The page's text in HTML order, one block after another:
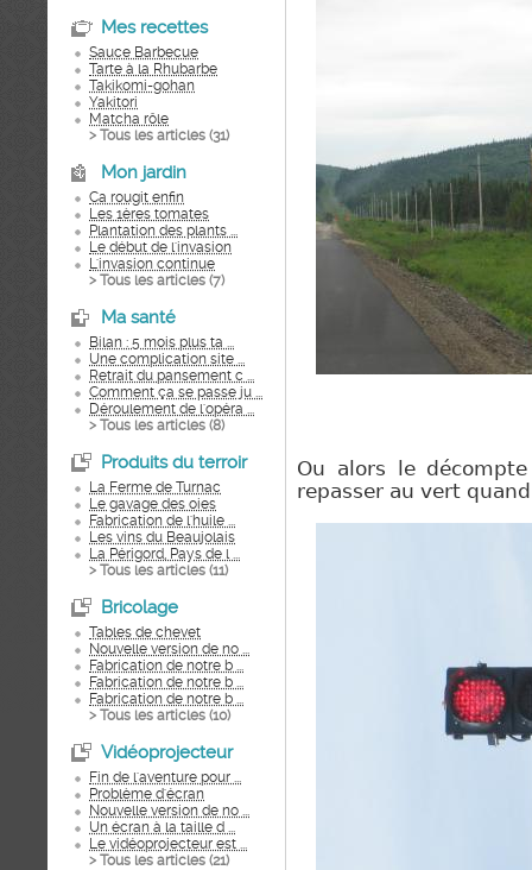
Mes recettes
Sauce Barbecue
Tarte à la Rhubarbe
Takikomi-gohan
Yakitori
Matcha rôle
> Tous les articles (31)
Mon jardin
Ca rougit enfin
Les 1ères tomates
Plantation des plants ...
Le début de l'invasion
L'invasion continue
> Tous les articles (7)
Ma santé
Bilan : 5 mois plus ta ...
Une complication site ...
Retrait du pansement c ...
Comment ça se passe ju ...
Déroulement de l'opéra ...
> Tous les articles (8)
Produits du terroir
La Ferme de Turnac
Le gavage des oies
Fabrication de l'huile ...
Les vins du Beaujolais
La Périgord, Pays de l ...
> Tous les articles (11)
Bricolage
Tables de chevet
Nouvelle version de no ...
Fabrication de notre b ...
Fabrication de notre b ...
Fabrication de notre b ...
> Tous les articles (10)
Vidéoprojecteur
Fin de l'aventure pour ...
Problème d'écran
Nouvelle version de no ...
Un écran à la taille d ...
Le vidéoprojecteur est ...
> Tous les articles (21)
Ou alors le
repasser au vert